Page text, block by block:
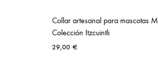
Collar artesanal para mascotas M
Colección Itzcuintli
29,00 €